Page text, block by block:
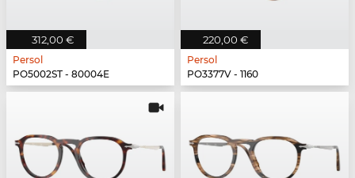
312,00 €
Persol
PO5002ST - 80004E
220,00 €
Persol
PO3377V - 1160